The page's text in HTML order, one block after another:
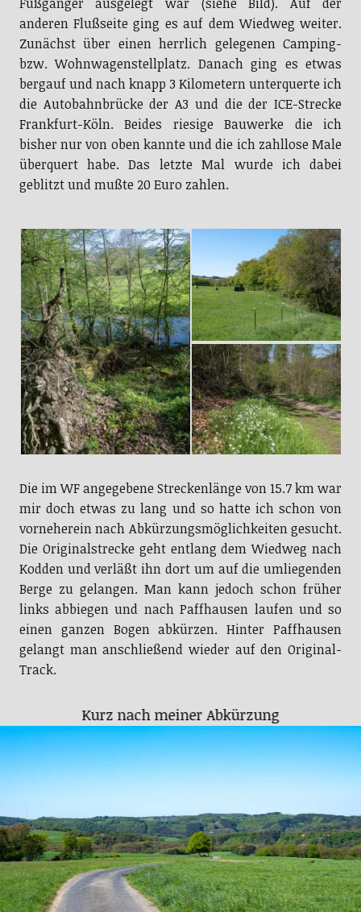
anderen Flußseite ging es auf dem Wiedweg weiter.
Zunächst über einen herrlich gelegenen Camping-
bzw. Wohnwagenstellplatz. Danach ging es etwas
bergauf und nach knapp 3 Kilometern unterquerte ich
die Autobahnbrücke der A3 und die der ICE-Strecke
Frankfurt-Köln. Beides riesige Bauwerke die ich
bisher nur von oben kannte und die ich zahllose Male
überquert habe. Das letzte Mal wurde ich dabei
geblitzt und mußte 20 Euro zahlen.
Die im WF angegebene Streckenlänge von 15.7 km war
mir doch etwas zu lang und so hatte ich schon von
vorneherein nach Abkürzungsmöglichkeiten gesucht.
Die Originalstrecke geht entlang dem Wiedweg nach
Kodden und verläßt ihn dort um auf die umliegenden
Berge zu gelangen. Man kann jedoch schon früher
links abbiegen und nach Paffhausen laufen und so
einen ganzen Bogen abkürzen. Hinter Paffhausen
gelangt man anschließend wieder auf den Original-
Track.
Kurz nach meiner Abkürzung